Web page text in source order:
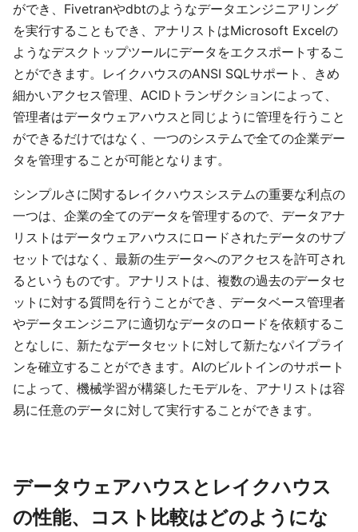
ができ、Fivetranやdbtのようなデータエンジニアリング
を実行することもでき、アナリストはMicrosoft Excelの
ようなデスクトップツールにデータをエクスポートするこ
とができます。レイクハウスのANSI SQLサポート、きめ
細かいアクセス管理、ACIDトランザクションによって、
管理者はデータウェアハウスと同じように管理を行うこと
ができるだけではなく、一つのシステムで全ての企業デー
タを管理することが可能となります。
シンプルさに関するレイクハウスシステムの重要な利点の
一つは、企業の全てのデータを管理するので、データアナ
リストはデータウェアハウスにロードされたデータのサブ
セットではなく、最新の生データへのアクセスを許可され
るというものです。アナリストは、複数の過去のデータセ
ットに対する質問を行うことができ、データベース管理者
やデータエンジニアに適切なデータのロードを依頼するこ
となしに、新たなデータセットに対して新たなパイプライ
ンを確立することができます。AIのビルトインのサポート
によって、機械学習が構築したモデルを、アナリストは容
易に任意のデータに対して実行することができます。
データウェアハウスとレイクハウス
の性能、コスト比較はどのようにな